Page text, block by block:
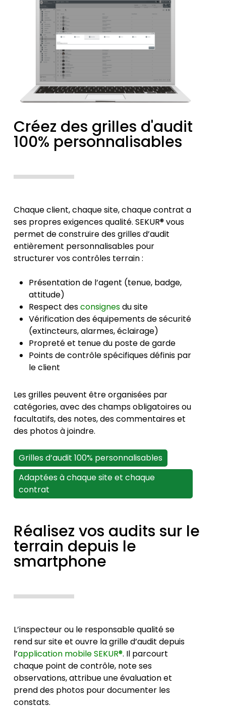
Créez des grilles d'audit
100% personnalisables
Chaque client, chaque site, chaque contrat a
ses propres exigences qualité. SEKUR® vous
permet de construire des grilles d’audit
entièrement personnalisables pour
structurer vos contrôles terrain :
Présentation de l’agent (tenue, badge,
attitude)
Respect desconsignesdu site
Vérification des équipements de sécurité
(extincteurs, alarmes, éclairage)
Propreté et tenue du poste de garde
Points de contrôle spécifiques définis par
le client
Les grilles peuvent être organisées par
catégories, avec des champs obligatoires ou
facultatifs, des notes, des commentaires et
des photos à joindre.
Grilles d’audit 100% personnalisables
Adaptées à chaque site et chaque
contrat
Réalisez vos audits sur le
terrain depuis le
smartphone
L’inspecteur ou le responsable qualité se
rend sur site et ouvre la grille d’audit depuis
l’application mobile SEKUR®. Il parcourt
chaque point de contrôle, note ses
observations, attribue une évaluation et
prend des photos pour documenter les
constats.